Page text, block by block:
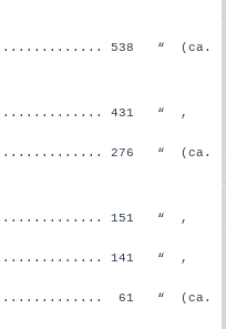
538 “ (ca.
431 “ ,
276 “ (ca.
151 “ ,
141 “ ,
61 “ (ca.